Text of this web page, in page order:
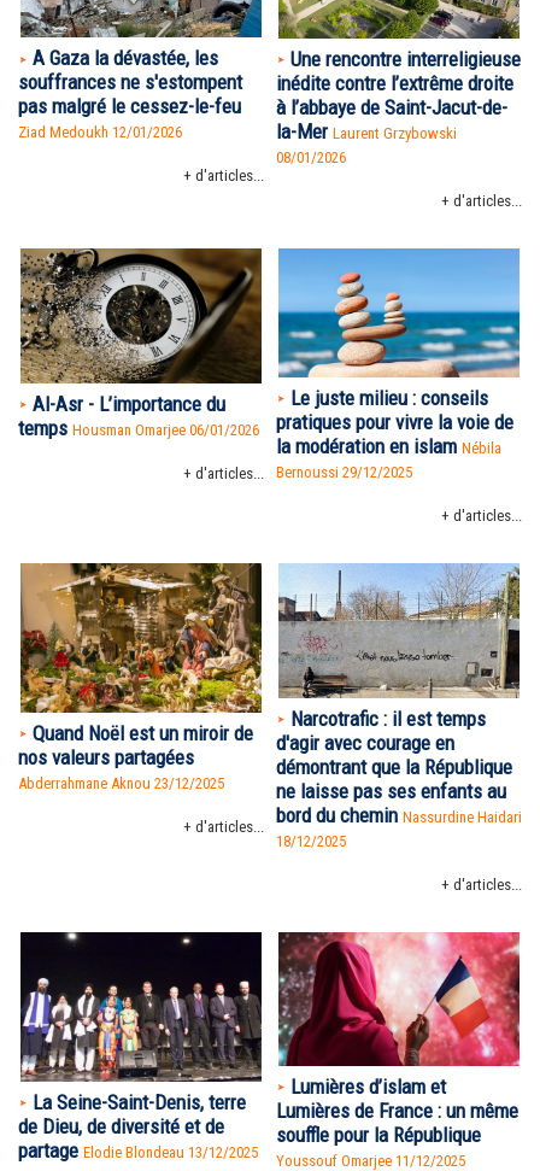
A Gaza la dévastée, les
souffrances ne s'estompent
pas malgré le cessez-le-feu
Ziad Medoukh 12/01/2026
+ d'articles...
Une rencontre interreligieuse
inédite contre l’extrême droite
à l’abbaye de Saint-Jacut-de-
la-Mer Laurent Grzybowski
08/01/2026
+ d'articles...
Al-Asr - L’importance du
temps Housman Omarjee 06/01/2026
+ d'articles...
Le juste milieu : conseils
pratiques pour vivre la voie de
la modération en islam Nébila
Bernoussi 29/12/2025
+ d'articles...
Quand Noël est un miroir de
nos valeurs partagées
Abderrahmane Aknou 23/12/2025
+ d'articles...
Narcotrafic : il est temps
d'agir avec courage en
démontrant que la République
ne laisse pas ses enfants au
bord du chemin Nassurdine Haidari
18/12/2025
+ d'articles...
La Seine-Saint-Denis, terre
de Dieu, de diversité et de
partage Elodie Blondeau 13/12/2025
Lumières d’islam et
Lumières de France : un même
souffle pour la République
Youssouf Omarjee 11/12/2025